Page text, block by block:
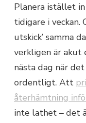
Planera istället
tidigare i veckan.
utskick’ samma
verkligen är
nästa dag när
ordentligt. Att
återhämtning
inte lathet – det